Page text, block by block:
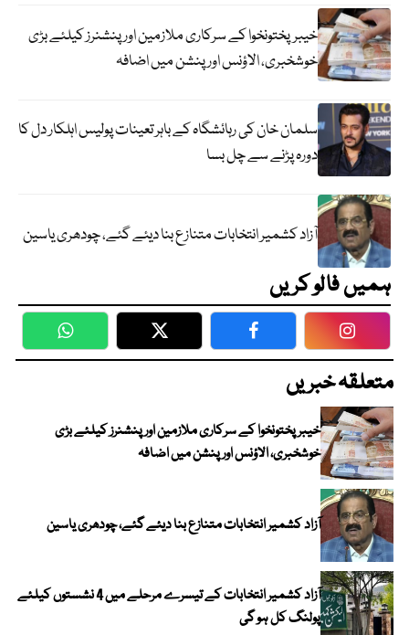
خیبرپختونخوا کے سرکاری ملازمین اور پنشنرز کیلئے بڑی
خوشخبری، الاؤنس اور پنشن میں اضافہ
سلمان خان کی رہائشگاہ کے باہر تعینات پولیس اہلکار دل کا
دورہ پڑنے سے چل بسا
آزاد کشمیر انتخابات متنازع بنا دیئے گئے، چودھری یاسین
ہمیں فالو کریں
WhatsApp Twitter Facebook
متعلقہ خبریں
خیبرپختونخوا کے سرکاری ملازمین اور پنشنرز کیلئے بڑی
خوشخبری، الاؤنس اور پنشن میں اضافہ
آزاد کشمیر انتخابات متنازع بنا دیئے گئے، چودھری یاسین
آزاد کشمیر انتخابات کے تیسرے مرحلے میں 4 نشستوں کیلئے
پولنگ کل ہو گی